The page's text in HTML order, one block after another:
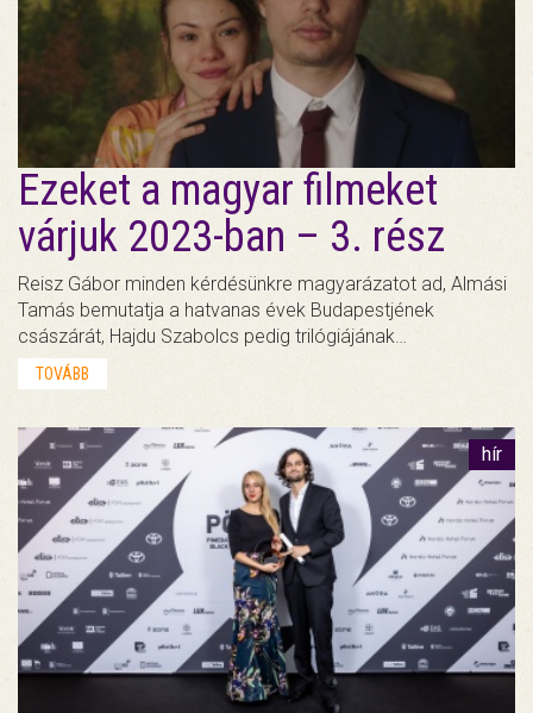
Ezeket a magyar filmeket
várjuk 2023-ban – 3. rész
Reisz Gábor minden kérdésünkre magyarázatot ad, Almási
Tamás bemutatja a hatvanas évek Budapestjének
császárát, Hajdu Szabolcs pedig trilógiájának…
TOVÁBB
hír